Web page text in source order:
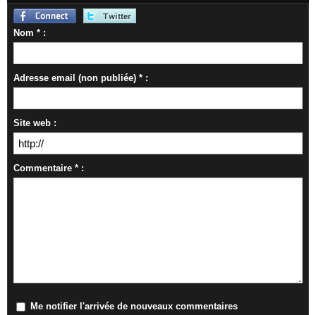
Nom * :
Adresse email (non publiée) * :
Site web :
Commentaire * :
Me notifier l'arrivée de nouveaux commentaires